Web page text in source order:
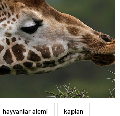
hayvanlar alemi kaplan